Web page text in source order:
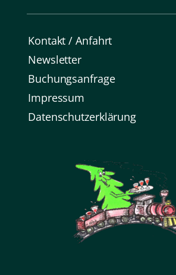
Kontakt / Anfahrt
Newsletter
Buchungsanfrage
Impressum
Datenschutz­erklärung